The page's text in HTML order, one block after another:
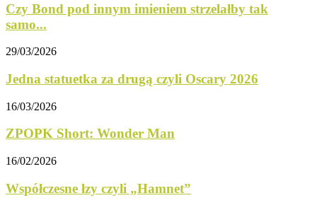
Czy Bond pod innym imieniem strzelałby tak
samo...
29/03/2026
Jedna statuetka za drugą czyli Oscary 2026
16/03/2026
ZPOPK Short: Wonder Man
16/02/2026
Współczesne łzy czyli „Hamnet”